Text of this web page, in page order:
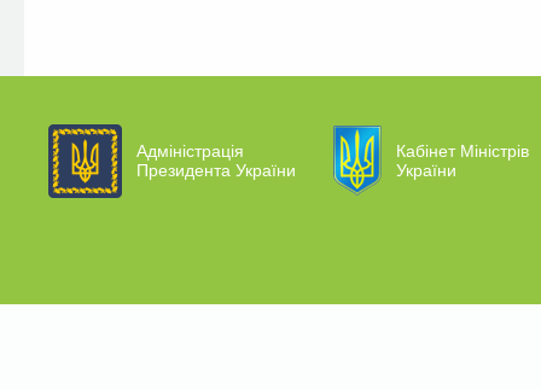
Адміністрація
Президента України
Кабінет Міністрів
України